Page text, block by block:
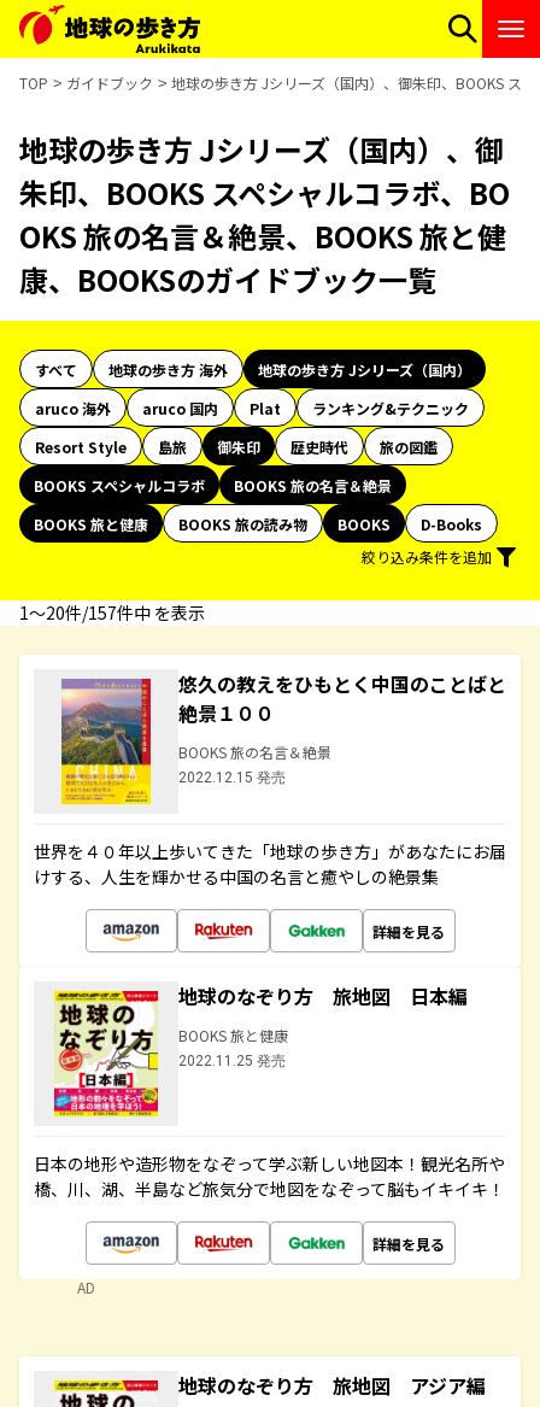
TOP ガイドブック 地球の歩き方 Jシリーズ（国内）、御朱印、BOOKS ス
地球の歩き方 Jシリーズ（国内）、御
朱印、BOOKS スペシャルコラボ、BO
OKS 旅の名言＆絶景、BOOKS 旅と健
康、BOOKSのガイドブック一覧
すべて 地球の歩き方 海外
地球の歩き方 Jシリーズ（国内）
aruco 海外
aruco 国内 Plat
ランキング&テクニック
Resort Style
島旅 御朱印 歴史時代
旅の図鑑
BOOKS スペシャルコラボ
BOOKS 旅の名言＆絶景
BOOKS 旅と健康
BOOKS 旅の読み物 BOOKS
D-Books
絞り込み条件を追加
1〜20件/157件中 を表示
悠久の教えをひもとく中国のことばと
絶景１００
BOOKS 旅の名言＆絶景
2022.12.15 発売
世界を４０年以上歩いてきた「地球の歩き方」があなたにお届
けする、人生を輝かせる中国の名言と癒やしの絶景集
詳細を見る
地球のなぞり方 旅地図 日本編
BOOKS 旅と健康
2022.11.25 発売
日本の地形や造形物をなぞって学ぶ新しい地図本！観光名所や
橋、川、湖、半島など旅気分で地図をなぞって脳もイキイキ！
詳細を見る
AD
地球のなぞり方 旅地図 アジア編